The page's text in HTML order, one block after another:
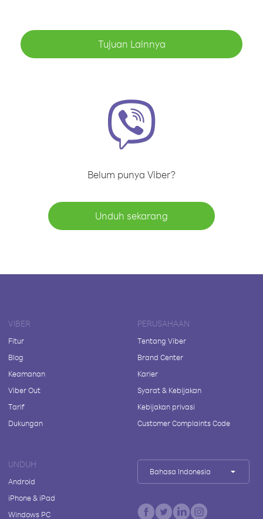
Tujuan Lainnya
Belum punya Viber?
Unduh sekarang
VIBER
Fitur
Blog
Keamanan
Viber Out
Tarif
Dukungan
PERUSAHAAN
Tentang Viber
Brand Center
Karier
Syarat & Kebijakan
Kebijakan privasi
Customer Complaints Code
UNDUH
Android
iPhone & iPad
Windows PC
Bahasa Indonesia